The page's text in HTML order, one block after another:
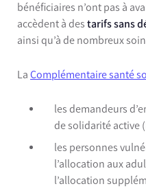
bénéficiaires n’ont pas à
accèdent à des tarifs sans
ainsi qu’à de nombreux
La Complémentaire santé
les demandeurs
de solidarité active
les personnes
l’allocation aux
l’allocation